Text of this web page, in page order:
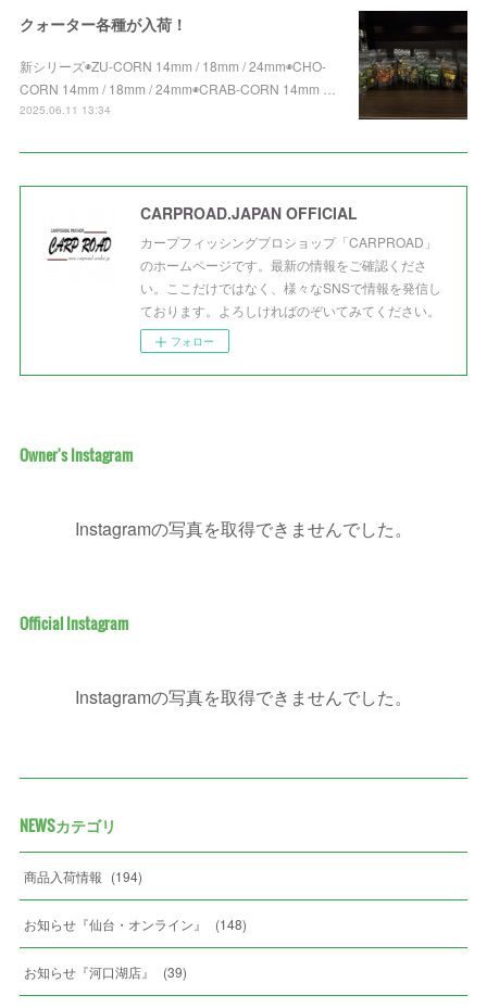
クォーター各種が入荷！
新シリーズ◉ZU-CORN 14mm / 18mm / 24mm◉CHO-
CORN 14mm / 18mm / 24mm◉CRAB-CORN 14mm …
2025.06.11 13:34
CARPROAD.JAPAN OFFICIAL
カープフィッシングプロショップ「CARPROAD」
のホームページです。最新の情報をご確認くださ
い。ここだけではなく、様々なSNSで情報を発信し
ております。よろしければのぞいてみてください。
フォロー
Owner's Instagram
Instagramの写真を取得できませんでした。
Official Instagram
Instagramの写真を取得できませんでした。
NEWSカテゴリ
商品入荷情報 (194)
お知らせ『仙台・オンライン』 (148)
お知らせ『河口湖店』 (39)